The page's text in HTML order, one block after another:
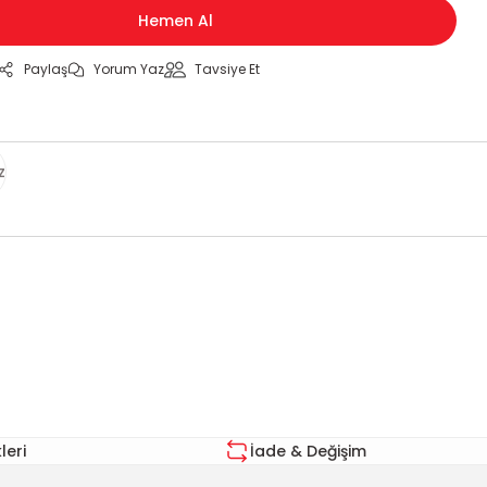
Hemen Al
Paylaş Yorum Yaz Tavsiye Et
İade & Değişim